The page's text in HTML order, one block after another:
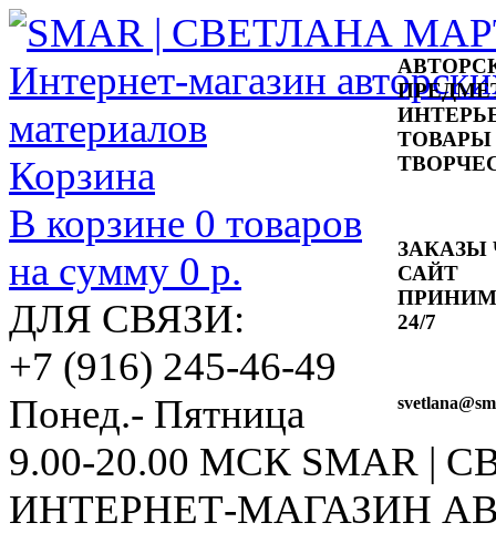
ТОВАРЫ
ЗАКАЗЫ
САЙТ
24/7
svetlana
Корзина
В корзине 0 товаров
на сумму 0 р.
ДЛЯ СВЯЗИ:
+7 (916) 245-46-49
Понед.- Пятница
9.00-20.00 МСК SMAR |
ИНТЕРНЕТ-МАГАЗИН